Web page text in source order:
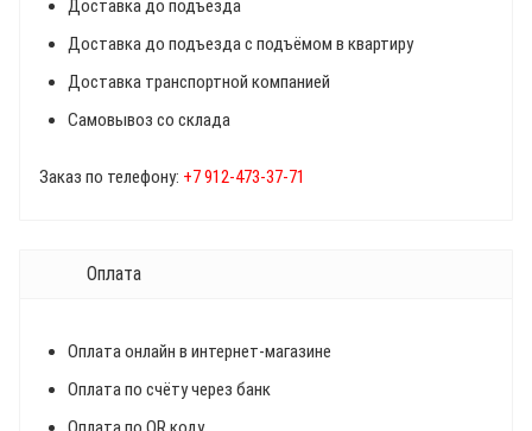
Доставка до подъезда
Доставка до подъезда с подъёмом в квартиру
Доставка транспортной компанией
Самовывоз со склада
Заказ по телефону: +7 912-473-37-71
Оплата
Оплата онлайн в интернет-магазине
Оплата по счёту через банк